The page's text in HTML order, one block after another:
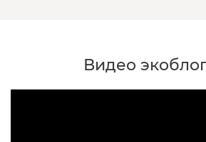
Видео